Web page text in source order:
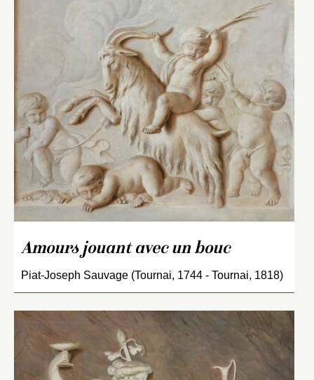
Amours jouant avec un bouc
Piat-Joseph Sauvage (Tournai, 1744 - Tournai, 1818)